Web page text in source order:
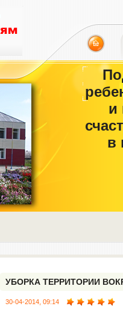
и
в
УБОРКА ТЕРРИТОРИИ
30-04-2014, 09:14